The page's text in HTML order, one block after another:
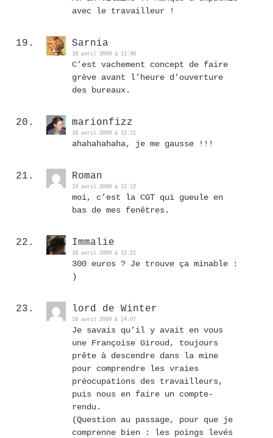
avec le travailleur !
Sarnia
10 avril 2009 à 11:46
C’est vachement concept de faire
grève avant l’heure d’ouverture
des bureaux.
marionfizz
10 avril 2009 à 12:11
ahahahahaha, je me gausse !!!
Roman
10 avril 2009 à 12:12
moi, c’est la CGT qui gueule en
bas de mes fenêtres.
Immalie
10 avril 2009 à 12:21
300 euros ? Je trouve ça minable :
)
lord de Winter
10 avril 2009 à 14:07
Je savais qu’il y avait en vous
une Françoise Giroud, toujours
prête à descendre dans la mine
pour comprendre les vraies
préocupations des travailleurs,
puis nous en faire un compte-
rendu.
(Question au passage, pour que je
comprenne bien : les poings levés